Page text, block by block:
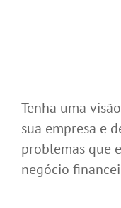
Tenha uma
sua empresa e
problemas que
negócio